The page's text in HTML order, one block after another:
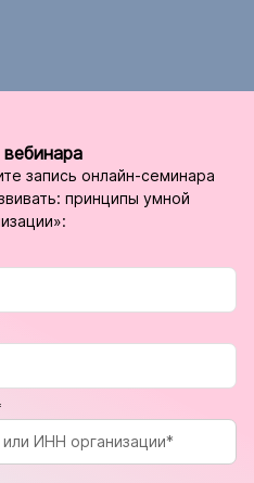
запись онлайн-семинара
принципы умной
ИНН организации*